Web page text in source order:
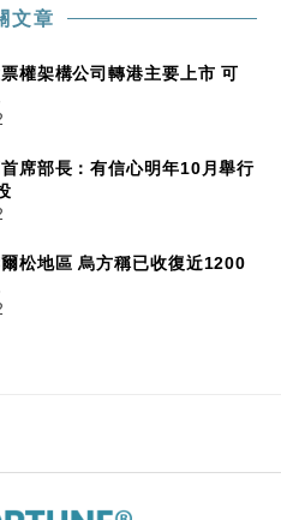
文章
權架構公司轉港主要上市 可
席部長：有信心明年10月舉行
松地區 烏方稱已收復近1200